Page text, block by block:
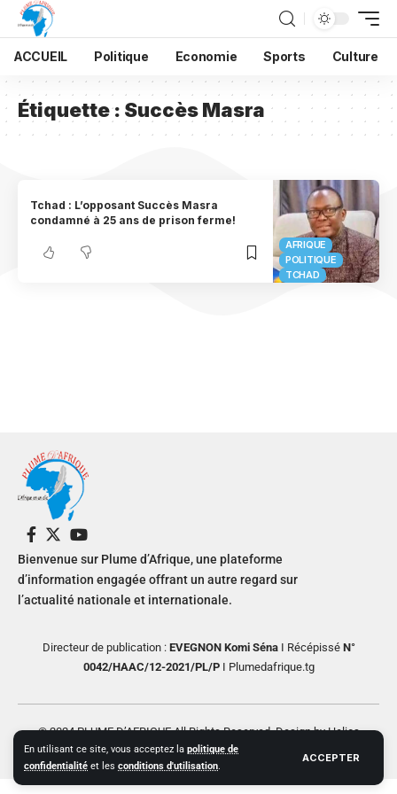
En utilisant ce site, vous acceptez la politique de
confidentialité et les conditions d'utilisation.
ACCEPTER
ACCUEIL Politique Economie Sports Culture
Étiquette : Succès Masra
AFRIQUE
POLITIQUE
TCHAD
Tchad : L’opposant Succès Masra
condamné à 25 ans de prison ferme!
Bienvenue sur Plume d’Afrique, une plateforme
d’information engagée offrant un autre regard sur
l’actualité nationale et internationale.
Directeur de publication : EVEGNON Komi SénaI RécépisséN°
0042/HAAC/12-2021/PL/PI Plumedafrique.tg
© 2024 PLUME D’AFRIQUE All Rights Reserved. Design by Helios
Creative